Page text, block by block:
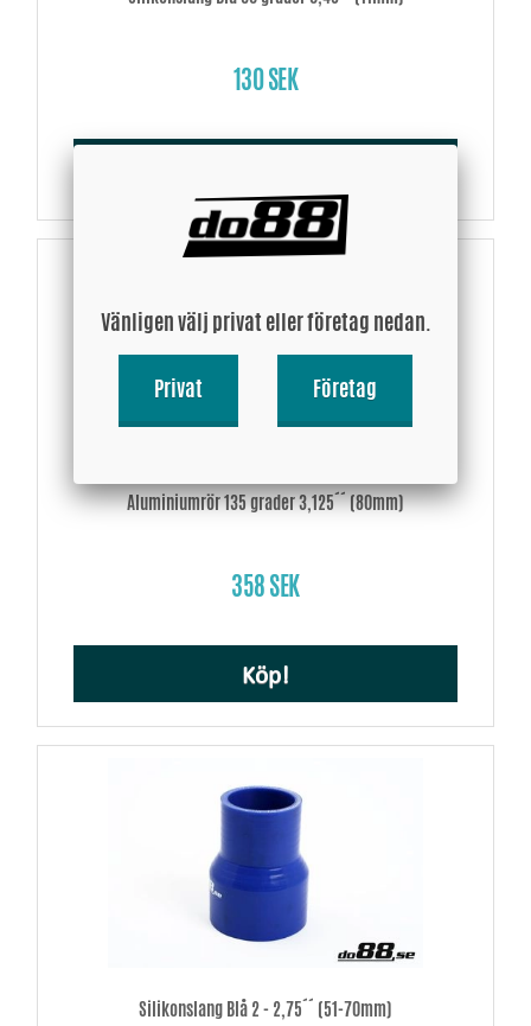
130 SEK
Aluminiumrör 135 grader 3,125´´ (80mm)
358 SEK
Köp!
Silikonslang Blå 2 - 2,75´´ (51-70mm)
Vänligen välj privat eller företag nedan.
Privat Företag